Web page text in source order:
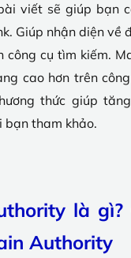
viết sẽ giúp bạn
Giúp nhận diện về
công cụ tìm kiếm.
cao hơn trên công
thức giúp
bạn tham khảo.
là gì?
Authority